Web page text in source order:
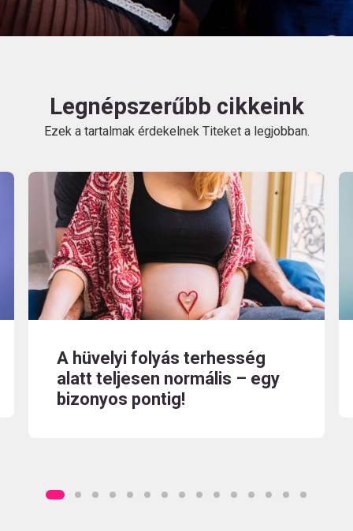
Legnépszerűbb cikkeink
Ezek a tartalmak érdekelnek Titeket a legjobban.
A hüvelyi folyás terhesség
alatt teljesen normális – egy
bizonyos pontig!